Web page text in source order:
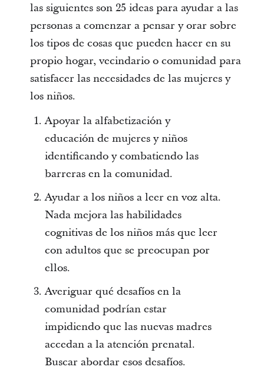
las siguientes son 25 ideas para ayudar a las
personas a comenzar a pensar y orar sobre
los tipos de cosas que pueden hacer en su
propio hogar, vecindario o comunidad para
satisfacer las necesidades de las mujeres y
los niños.
Apoyar la alfabetización y
educación de mujeres y niños
identificando y combatiendo las
barreras en la comunidad.
Ayudar a los niños a leer en voz alta.
Nada mejora las habilidades
cognitivas de los niños más que leer
con adultos que se preocupan por
ellos.
Averiguar qué desafíos en la
comunidad podrían estar
impidiendo que las nuevas madres
accedan a la atención prenatal.
Buscar abordar esos desafíos.